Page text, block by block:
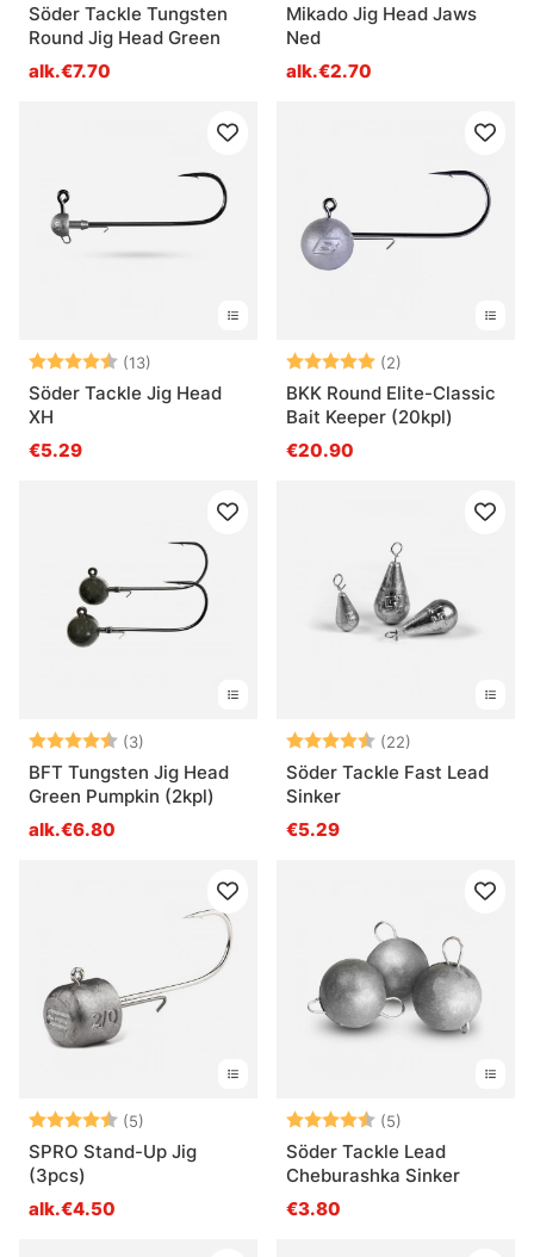
Söder Tackle Tungsten
Round Jig Head Green
alk.€7.70
Mikado Jig Head Jaws
Ned
alk.€2.70
Arvio: (13)
4.7 5:sta tähdestä
Söder Tackle Jig Head
XH
€5.29
Arvio: (2)
BKK Round Elite-Classic
Bait Keeper (20kpl)
€20.90
Arvio: (3)
4.7 5:sta tähdestä
BFT Tungsten Jig Head
Green Pumpkin (2kpl)
alk.€6.80
Arvio: (22)
Söder Tackle Fast Lead
Sinker
€5.29
Arvio: (5)
4.4 5:sta tähdestä
SPRO Stand-Up Jig
(3pcs)
alk.€4.50
Arvio: (5)
Söder Tackle Lead
Cheburashka Sinker
€3.80